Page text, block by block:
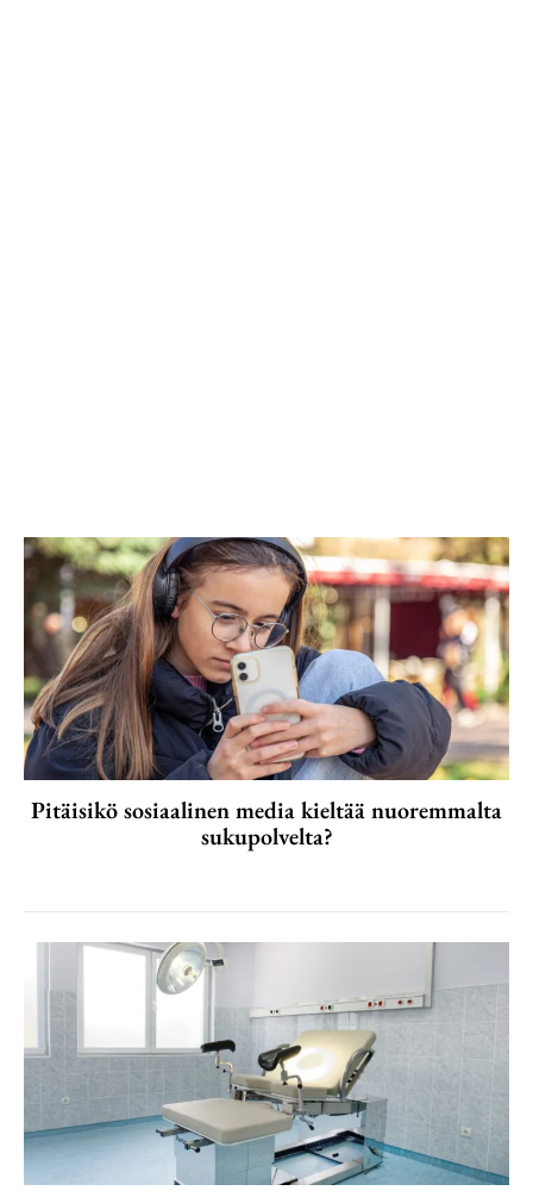
Pitäisikö sosiaalinen media kieltää nuoremmalta
sukupolvelta?